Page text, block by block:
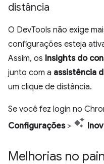
distância
O DevTools não exige
configurações esteja
Assim, os Insights do
junto com a assistência
um clique de distância.
Se você fez login no
Configurações>
Melhorias no